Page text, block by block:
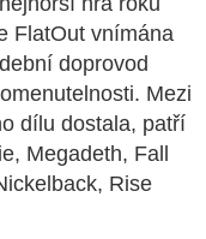
FlatOut vnímána
doprovod
Mezi
dílu dostala, patří
Megadeth, Fall
Rise